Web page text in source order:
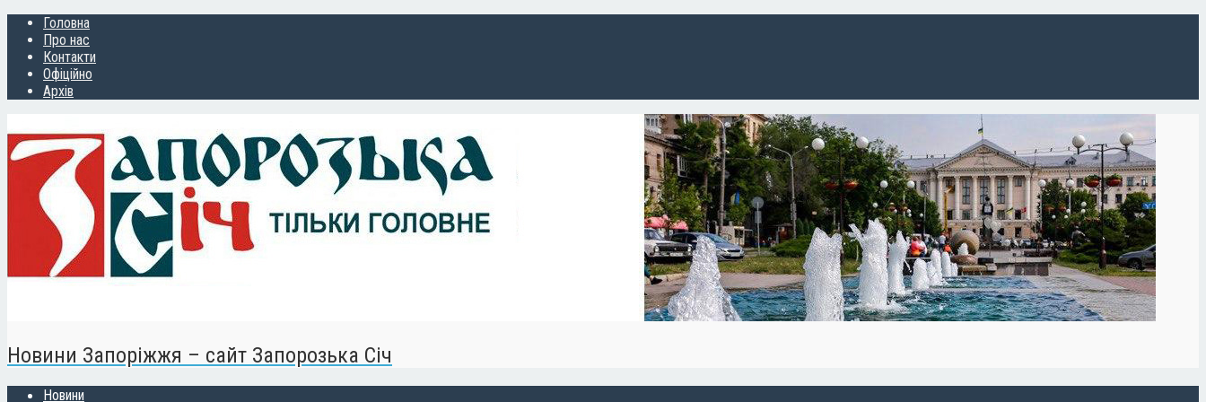
Головна
Про нас
Контакти
Офіційно
Архів
Новини Запоріжжя – сайт Запорозька Січ
Новини